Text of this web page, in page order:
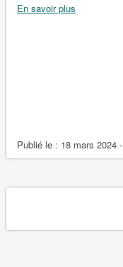
En savoir plus
Publié le : 18 mars 2024 -